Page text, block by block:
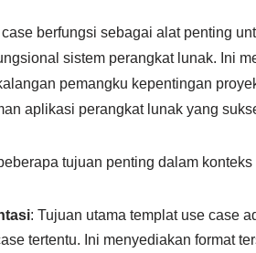
berfungsi sebagai alat penting
sistem perangkat lunak. Ini
pemangku kepentingan
aplikasi perangkat lunak yang
tujuan penting dalam
: Tujuan utama templat use case
tertentu. Ini menyediakan format